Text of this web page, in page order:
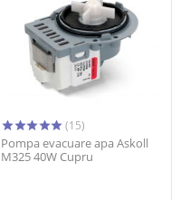
(15)
Pompa evacuare apa Askoll
M325 40W Cupru